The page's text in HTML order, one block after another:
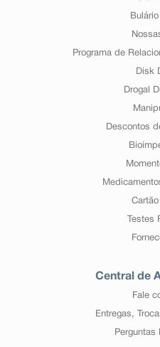
Programa de
Disk
Drogal
Descontos
Cartão
Testes
Central de
Fale
Entregas,
Perguntas